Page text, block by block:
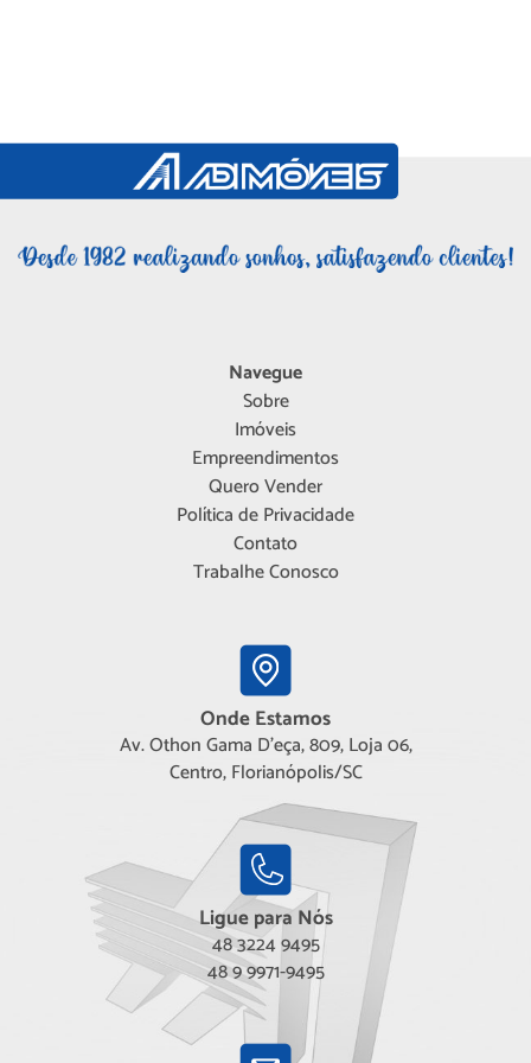
Navegue
Sobre
Imóveis
Empreendimentos
Quero Vender
Política de Privacidade
Contato
Trabalhe Conosco
Onde Estamos
Av. Othon Gama D'eça, 809, Loja 06,
Centro, Florianópolis/SC
Ligue para Nós
48 3224 9495
48 9 9971-9495